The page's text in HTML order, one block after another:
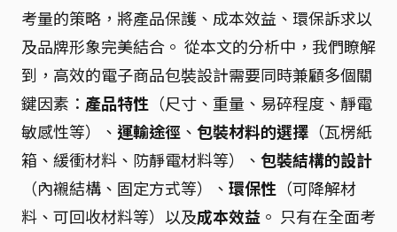
考量的策略，將產品保護、成本效益、環保訴求以
及品牌形象完美結合。 從本文的分析中，我們瞭解
到，高效的電子商品包裝設計需要同時兼顧多個關
鍵因素： 產品特性 （尺寸、重量、易碎程度、靜電
敏感性等）、 運輸途徑 、 包裝材料的選擇 （瓦楞紙
箱、緩衝材料、防靜電材料等）、 包裝結構的設計
（內襯結構、固定方式等）、 環保性 （可降解材
料、可回收材料等）以及成本效益 。 只有在全面考